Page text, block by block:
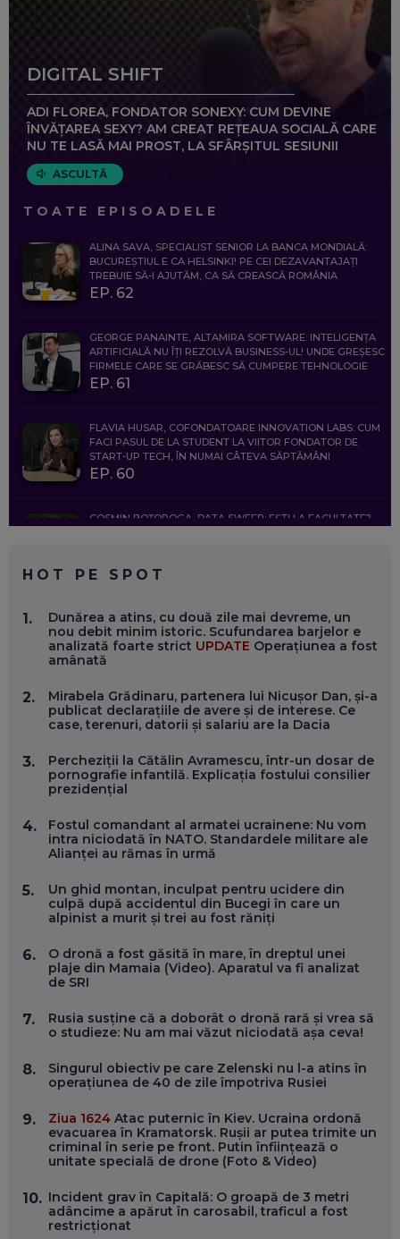
DIGITAL SHIFT
ADI FLOREA, FONDATOR SONEXY: CUM DEVINE
ÎNVĂȚAREA SEXY? AM CREAT REȚEAUA SOCIALĂ CARE
NU TE LASĂ MAI PROST, LA SFÂRȘITUL SESIUNII
ASCULTĂ
TOATE EPISOADELE
ALINA SAVA, SPECIALIST SENIOR LA BANCA MONDIALĂ:
BUCUREȘTIUL E CA HELSINKI! PE CEI DEZAVANTAJAȚI
TREBUIE SĂ-I AJUTĂM, CA SĂ CREASCĂ ROMÂNIA
EP. 62
GEORGE PANAINTE, ALTAMIRA SOFTWARE: INTELIGENȚA
ARTIFICIALĂ NU ÎȚI REZOLVĂ BUSINESS-UL! UNDE GREȘESC
FIRMELE CARE SE GRĂBESC SĂ CUMPERE TEHNOLOGIE
EP. 61
FLAVIA HUSAR, COFONDATOARE INNOVATION LABS: CUM
FACI PASUL DE LA STUDENT LA VIITOR FONDATOR DE
START-UP TECH, ÎN NUMAI CÂTEVA SĂPTĂMÂNI
EP. 60
COSMIN BOȚOROGA, DATA SWEEP: EȘTI LA FACULTATE?
FOLOSEȘTI TEHNOLOGIA CA SĂ FII MAI BUN LA JOB. ȘI CUM
SE VA SCHIMBA MUNCA, ÎN URMĂTORII ANI
EP. 58
MARIUS PAȘCULEA, COFONDATOR AL KULTH: CUM
FOLOSEȘTI TEHNOLOGIA CA SĂ ÎȚI DESCHIZI DRUMUL
CĂTRE ARTĂ, LA NIVEL GLOBAL
ANDREI AVĂDANEI, BIT SENTINEL: CUM ÎȚI PROTEJEZI
CARIERĂ DE „HACKER CU PERMIS”
EP. 56
DOINA VÎLCEANU, CONTENTSPEED: VREI SUCCES ONLINE?
ÎNVAȚĂ AEO ȘI GEO!
EP. 55
OLIVIU MATEI, HOLISUN: SOFTWARE DE LA CLUJ PENTRU
EP. 54
PROCESE, DAR CE FACEM CÂND PICĂ BAZA DE DATE, LA
INSTITUȚIILE STATULUI?
VOICU OPREAN (AROBS): CUM CONSTRUIEȘTI O COMPANIE
GLOBALĂ, FĂRĂ SĂ PIERZI LEGĂTURA CU COMUNITATEA
EP. 52
ROBERT GRAUR, FOMO: SPEAKERUL PE SCENĂ, INVITATUL
HOT PE SPOT
1.
Dunărea a atins, cu două zile mai devreme, un
nou debit minim istoric. Scufundarea barjelor e
analizată foarte strict UPDATE Operațiunea a fost
amânată
2.
Mirabela Grădinaru, partenera lui Nicușor Dan, și-a
publicat declarațiile de avere și de interese. Ce
case, terenuri, datorii și salariu are la Dacia
3.
Percheziții la Cătălin Avramescu, într-un dosar de
pornografie infantilă. Explicația fostului consilier
prezidențial
4.
Fostul comandant al armatei ucrainene: Nu vom
intra niciodată în NATO. Standardele militare ale
Alianței au rămas în urmă
5.
Un ghid montan, inculpat pentru ucidere din
culpă după accidentul din Bucegi în care un
alpinist a murit și trei au fost răniți
6.
O dronă a fost găsită în mare, în dreptul unei
plaje din Mamaia (Video). Aparatul va fi analizat
de SRI
7.
Rusia susține că a doborât o dronă rară și vrea să
o studieze: Nu am mai văzut niciodată așa ceva!
8.
Singurul obiectiv pe care Zelenski nu l-a atins în
operațiunea de 40 de zile împotriva Rusiei
9. Ziua 1624 Atac puternic în Kiev. Ucraina ordonă
evacuarea în Kramatorsk. Rușii ar putea trimite un
criminal în serie pe front. Putin înființează o
unitate specială de drone (Foto & Video)
10. Incident grav în Capitală: O groapă de 3 metri
adâncime a apărut în carosabil, traficul a fost
restricționat